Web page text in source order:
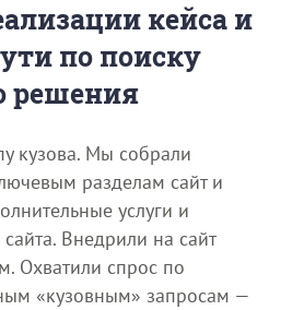
кейса и
по поиску
решения
кузова. Мы собрали
разделам сайт и
услуги и
Внедрили на сайт
Охватили спрос по
«кузовным» запросам —